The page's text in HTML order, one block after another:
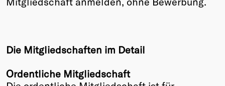
Die Mitgliedschaften im Detail
Ordentliche Mitgliedschaft